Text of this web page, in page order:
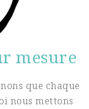
mesure
que chaque
nous mettons